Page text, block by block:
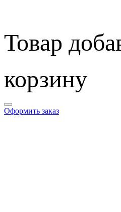
Товар
корзину
Оформить заказ